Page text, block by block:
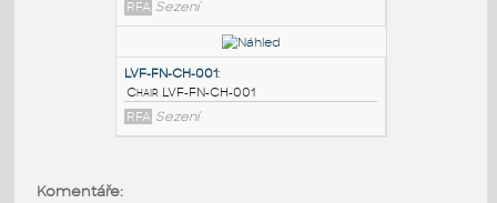
LVF-FN-CH-003:
Chair LVF-FN-CH-003
RFA Sezení
Komentáře: